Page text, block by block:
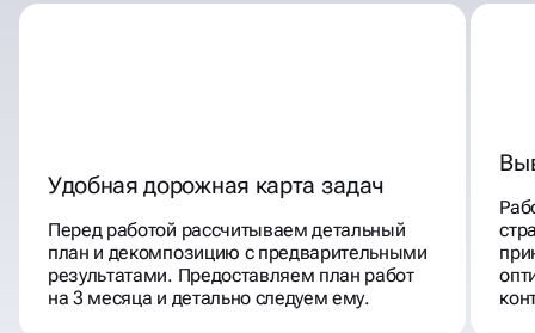
Удобная дорожная карта задач
Перед работой рассчитываем детальный
план и декомпозицию с предварительными
результатами. Предоставляем план работ
на 3 месяца и детально следуем ему.